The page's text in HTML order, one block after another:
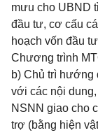
mưu cho UBND
đầu tư, cơ cấu
hoạch vốn đầu
Chương trình
b) Chủ trì hướng
với các nội
NSNN giao cho
trợ (bằng hiện